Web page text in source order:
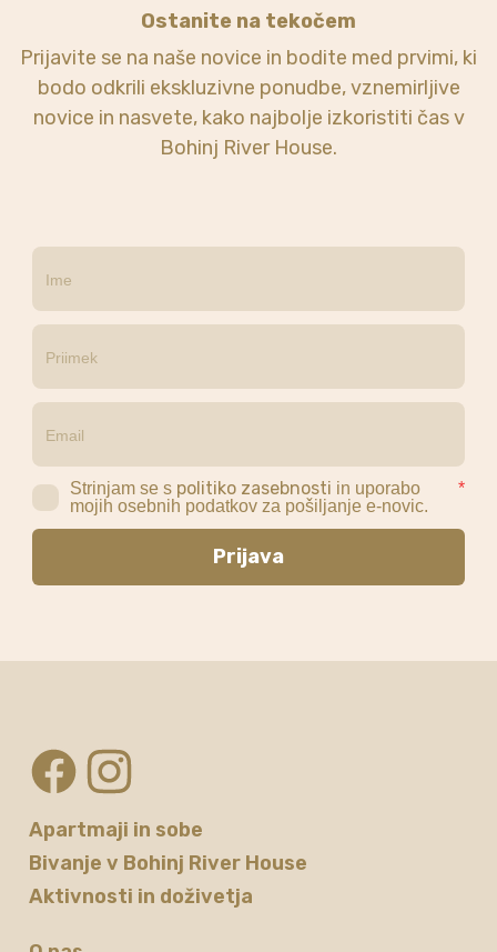
Ostanite na tekočem
Prijavite se na naše novice in bodite med prvimi, ki
bodo odkrili ekskluzivne ponudbe, vznemirljive
novice in nasvete, kako najbolje izkoristiti čas v
Bohinj River House.
Strinjam se s politiko zasebnosti in uporabo
mojih osebnih podatkov za pošiljanje e-novic.
*
Prijava
Apartmaji in sobe
Bivanje v Bohinj River House
Aktivnosti in doživetja